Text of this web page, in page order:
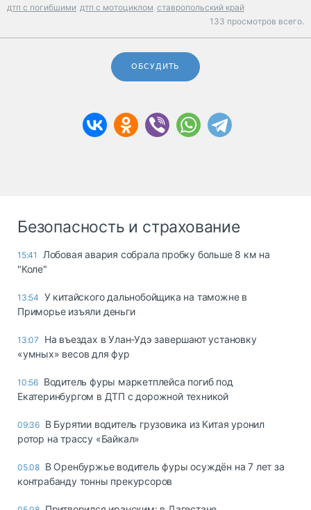
дтп с погибшими дтп с мотоциклом ставропольский край
133 просмотров всего.
ОБСУДИТЬ
Безопасность и страхование
15:41
Лобовая авария собрала пробку больше 8 км на
"Коле"
13:54 У китайского дальнобойщика на таможне в
Приморье изъяли деньги
13:07
Ha въeздax в Улaн-Удэ зaвepшaют ycтaнoвкy
«yмныx» вecoв для фyp
10:56 Водитель фуры маркетплейса погиб под
Екатеринбургом в ДТП с дорожной техникой
09:36 В Бурятии водитель грузовика из Китая уронил
ротор на трассу «Байкал»
05.08 В Оренбуржье водитель фуры осуждён на 7 лет за
контрабанду тонны прекурсоров